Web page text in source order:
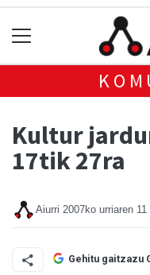
Kultur
17tik 27ra
Aiurri 2007ko urriaren 11
Gehitu gaitzazu